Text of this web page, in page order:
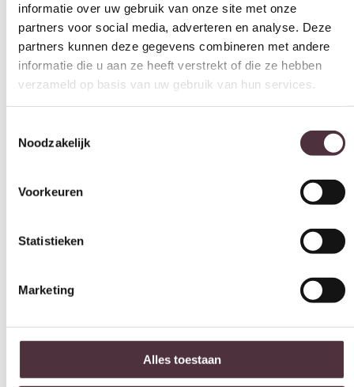
partners voor social media, adverteren en analyse. Deze
partners kunnen deze gegevens combineren met andere
informatie die u aan ze heeft verstrekt of die ze hebben
verzameld op basis van uw gebruik van hun services.
Toestemmingsselectie
Alles toestaan
Selectie toestaan